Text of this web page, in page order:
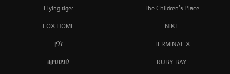
The Children's Place
Flying tiger
NIKE
FOX HOME
TERMINAL X ללין
RUBY BAY לוגיסטיקה